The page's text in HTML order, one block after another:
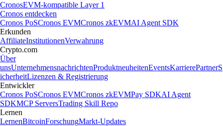
CronosEVM-kompatible Layer 1
Cronos entdecken
Cronos PoSCronos EVMCronos zkEVMAI Agent SDK
Erkunden
AffiliateInstitutionenVerwahrung
Crypto.com
Über
unsUnternehmensnachrichtenProduktneuheitenEventsKarrierePartnerS
icherheitLizenzen & Registrierung
Entwickler
Cronos PoSCronos EVMCronos zkEVMPay SDKAI Agent
SDKMCP ServersTrading Skill Repo
Lernen
LernenBitcoinForschungMarkt-Updates